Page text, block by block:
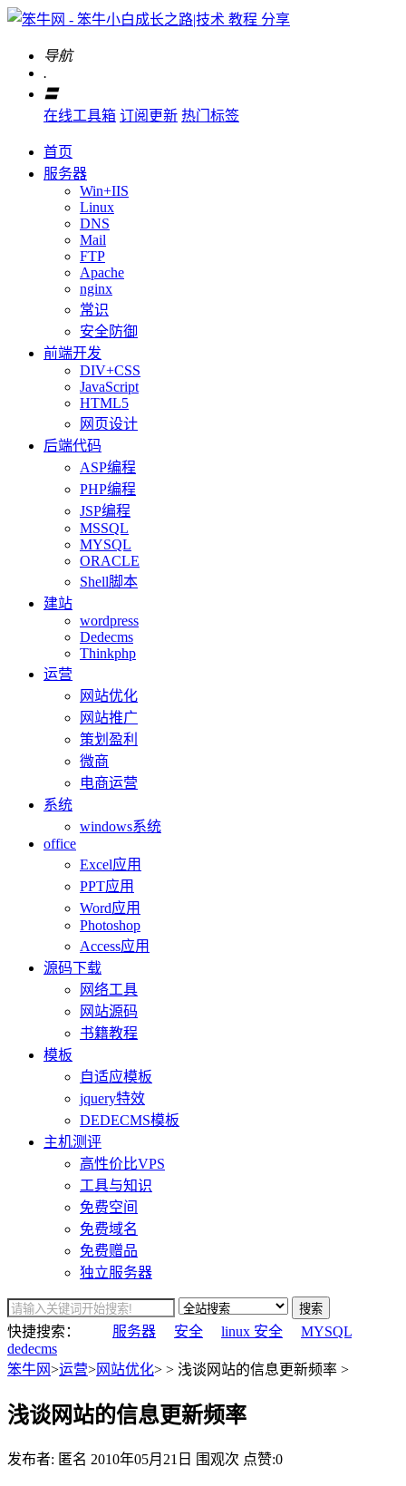
导航
.
〓
在线工具箱 订阅更新 热门标签
首页
服务器
Win+IIS
Linux
DNS
Mail
FTP
Apache
nginx
常识
安全防御
前端开发
DIV+CSS
JavaScript
HTML5
网页设计
后端代码
ASP编程
PHP编程
JSP编程
MSSQL
MYSQL
ORACLE
Shell脚本
建站
wordpress
Dedecms
Thinkphp
运营
网站优化
网站推广
策划盈利
微商
电商运营
系统
windows系统
office
Excel应用
PPT应用
Word应用
Photoshop
Access应用
源码下载
网络工具
网站源码
书籍教程
模板
自适应模板
jquery特效
DEDECMS模板
主机测评
高性价比VPS
工具与知识
免费空间
免费域名
免费赠品
独立服务器
搜索
快捷搜索： 服务器 安全 linux 安全
MYSQL
dedecms
笨牛网>运营>网站优化> > 浅谈网站的信息更新频率 >
浅谈网站的信息更新频率
发布者: 匿名 2010年05月21日 围观次 点赞:0